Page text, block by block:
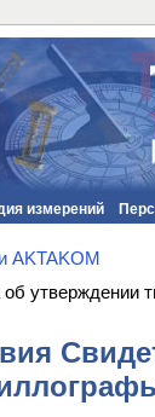
измерений
AKTAKOM
об